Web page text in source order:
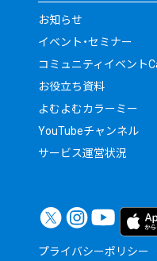
お知らせ
イベント・セミナー
コミュニティイベント
お役立ち資料
よむよむカラーミー
YouTubeチャンネル
サービス運営状況
プライバシーポリシー